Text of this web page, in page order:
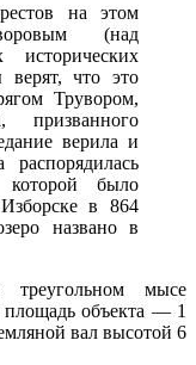
на этом
(над
верят, что это
Трувором,
призванного
верила и
которой было
в 864
названо в
треугольном мысе
объекта — 1
вал высотой 6